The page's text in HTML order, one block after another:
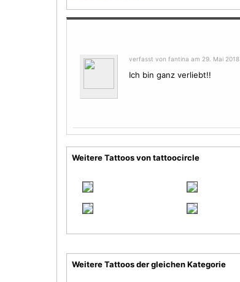
verfasst von fantina am 29. Mai 2018
Ich bin ganz verliebt!!
Weitere Tattoos von tattoocircle
Weitere Tattoos der gleichen Kategorie